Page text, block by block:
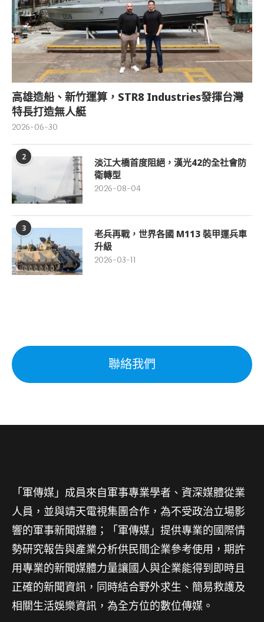
高雄造船、新竹運算，STR8 Industries發揮台灣
特長打造無人艇
2026-06-30
2
淡江大橋首度阻絕，漢光42的全社會防
衛轉型
2026-08-04
3
老兵再戰，世界各國 M113 裝甲運兵車
升級
2026-03-11
聯絡我們
「軍傳媒」成員來自軍事專業學者、資深媒體從業
人員，並與靖天電視集團合作，為不受政治立場影
響的軍事新聞媒體；「軍傳媒」提供專業的國際情
勢研究報告與產業分析供民間企業參考使用，期許
用專業的新聞媒體力量讓國人與企業能得到即時且
正確的新聞資訊，同時結合野外求生、簡易救護及
相關生活娛樂資訊，為全方位的數位傳媒。